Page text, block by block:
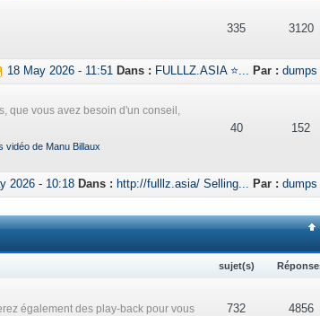
335 3120
18 May 2026 - 11:51 Dans : FULLLZ.ASIA ⭐... Par : dumps
que vous avez besoin d'un conseil,
vidéo de Manu Billaux
40 152
2026 - 10:18 Dans : http://fulllz.asia/ Selling... Par : dumps
sujet(s)
également des play-back pour vous
732 4856